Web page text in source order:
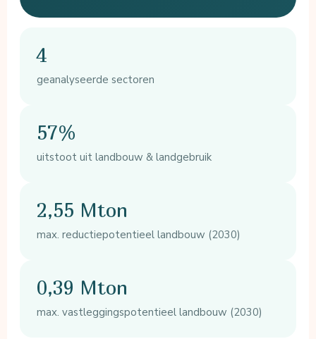
4
geanalyseerde sectoren
57%
uitstoot uit landbouw & landgebruik
2,55 Mton
max. reductiepotentieel landbouw (2030)
0,39 Mton
max. vastleggingspotentieel landbouw (2030)